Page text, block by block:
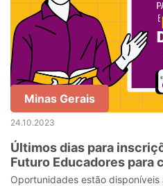
Minas Gerais
24.10.2023
Últimos dias para
Futuro Educadores para
doutorado da PUC Minas
Oportunidades estão